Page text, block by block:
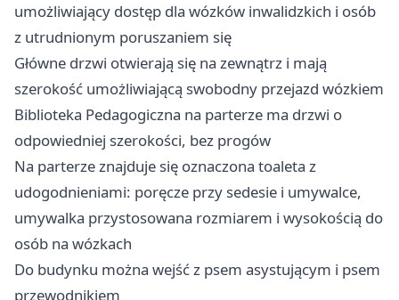
umożliwiający dostęp dla wózków inwalidzkich i osób
z utrudnionym poruszaniem się
Główne drzwi otwierają się na zewnątrz i mają
szerokość umożliwiającą swobodny przejazd wózkiem
Biblioteka Pedagogiczna na parterze ma drzwi o
odpowiedniej szerokości, bez progów
Na parterze znajduje się oznaczona toaleta z
udogodnieniami: poręcze przy sedesie i umywalce,
umywalka przystosowana rozmiarem i wysokością do
osób na wózkach
Do budynku można wejść z psem asystującym i psem
przewodnikiem